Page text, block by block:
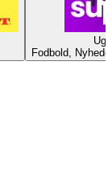
Fodbold,